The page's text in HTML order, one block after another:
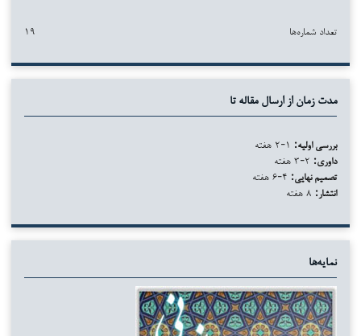
تعداد شماره‌ها ۱۹
مدت زمان از ارسال مقاله تا
بررسی اولیه:
داوری:
تصمیم نهایی:
انتشار:
نمایه‌ها